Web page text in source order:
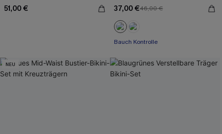
51,00 € 37,00 €46,00 €
Bauch Kontrolle
NEU